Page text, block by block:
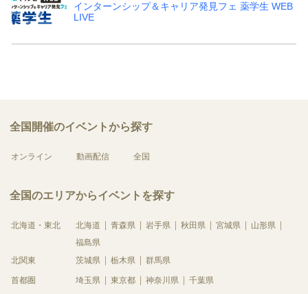
インターンシップ＆キャリア発見フェ 薬学生 WEB
LIVE
全国開催のイベントから探す
オンライン 動画配信 全国
全国のエリアからイベントを探す
北海道・東北 北海道 青森県 岩手県 秋田県 宮城県
山形県
福島県
北関東
茨城県 栃木県 群馬県
首都圏 埼玉県 東京都 神奈川県 千葉県